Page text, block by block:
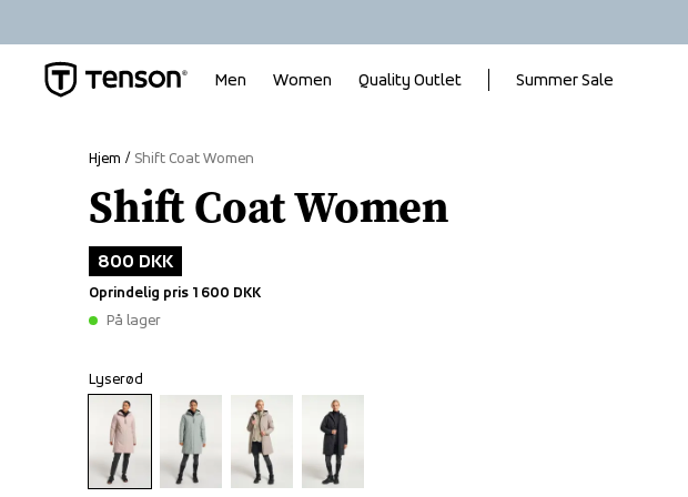
Men Women Quality Outlet Summer Sale
Hjem Shift Coat Women
Shift Coat Women
800 DKK
Oprindelig pris 1 600 DKK
På lager
Lyserød